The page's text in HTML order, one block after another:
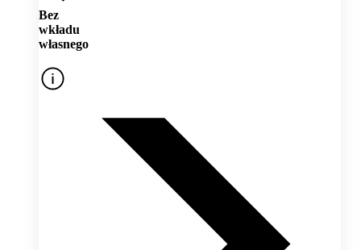
Bez
wkładu
własnego